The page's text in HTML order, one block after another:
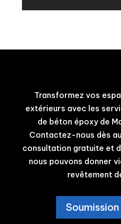
Transformez vos
extérieurs avec les
de béton époxy de
Contactez-nous dès
consultation gratuite et
nous pouvons donner
revêtement